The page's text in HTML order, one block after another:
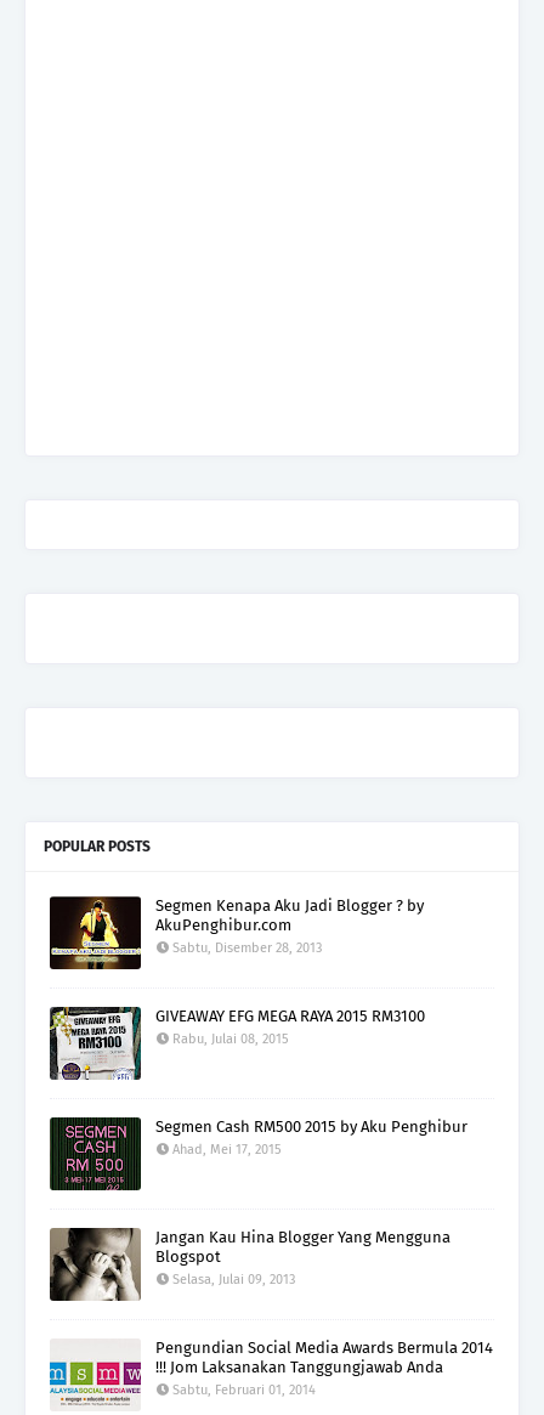
POPULAR POSTS
Segmen Kenapa Aku Jadi Blogger ? by
AkuPenghibur.com
Sabtu, Disember 28, 2013
GIVEAWAY EFG MEGA RAYA 2015 RM3100
Rabu, Julai 08, 2015
Segmen Cash RM500 2015 by Aku Penghibur
Ahad, Mei 17, 2015
Jangan Kau Hina Blogger Yang Mengguna
Blogspot
Selasa, Julai 09, 2013
Pengundian Social Media Awards Bermula 2014
!!! Jom Laksanakan Tanggungjawab Anda
Sabtu, Februari 01, 2014